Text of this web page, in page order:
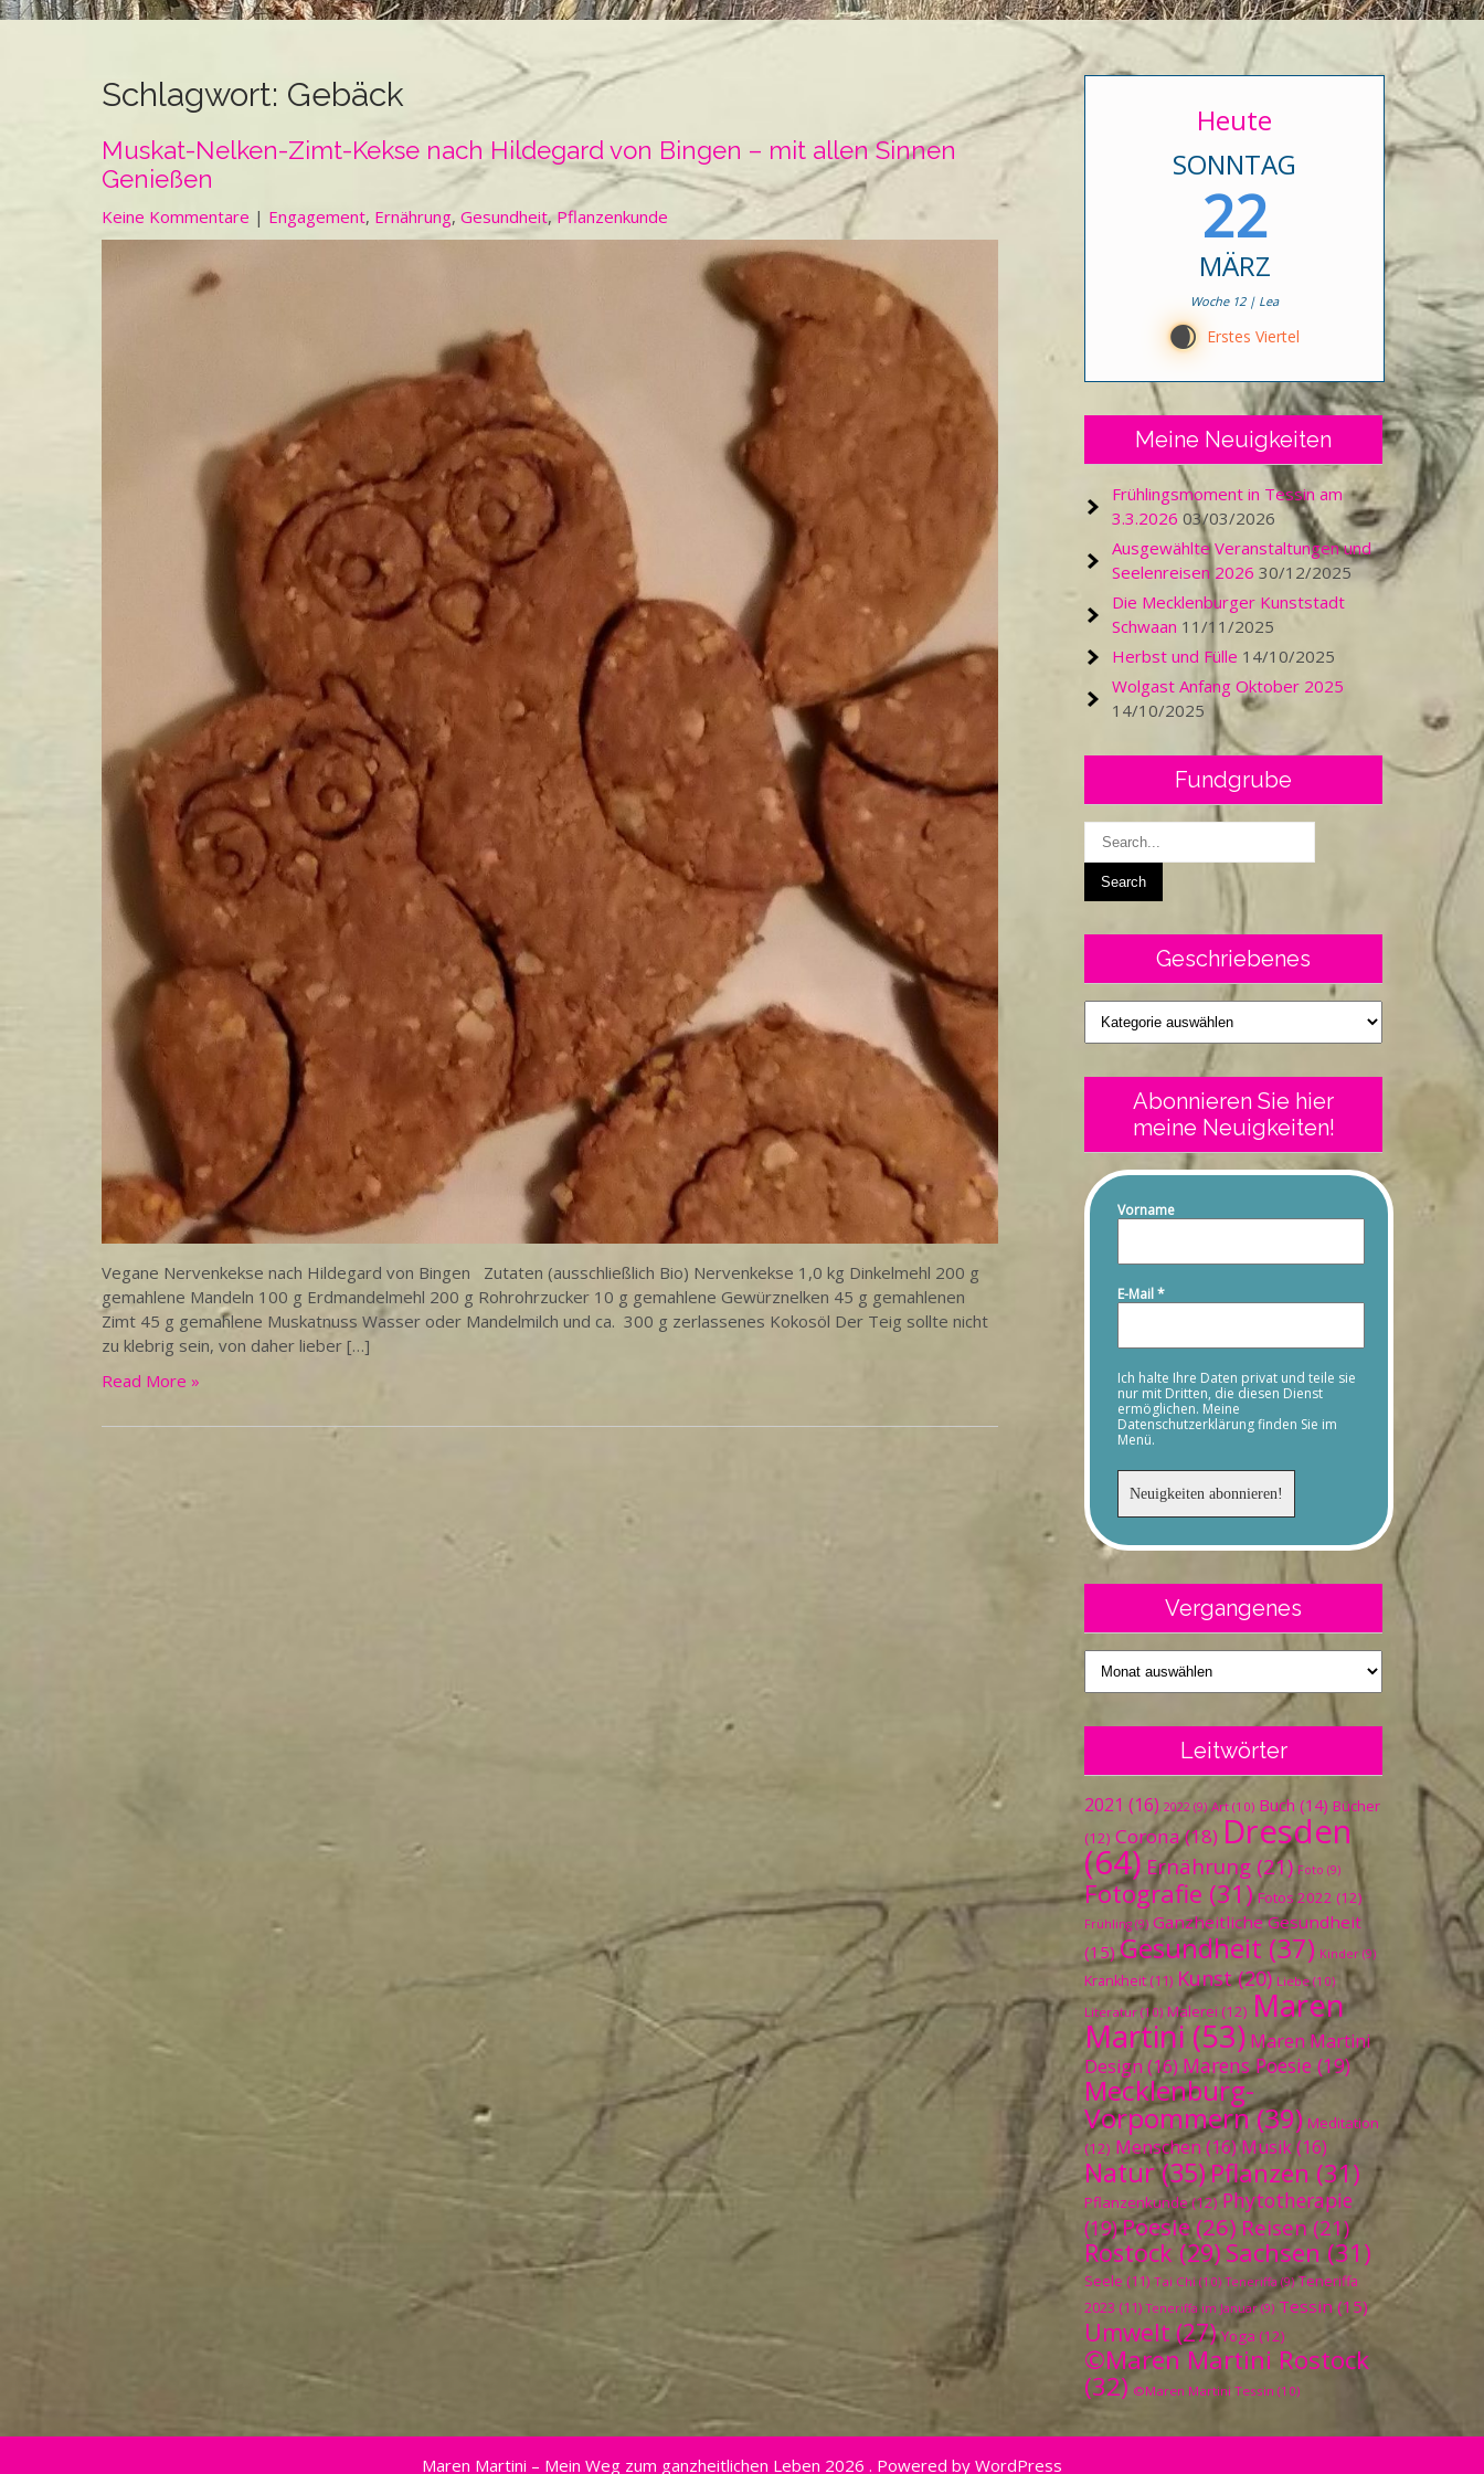
Schlagwort: Gebäck
Muskat-Nelken-Zimt-Kekse nach Hildegard von Bingen – mit allen Sinnen
Genießen
Keine Kommentare | Engagement, Ernährung, Gesundheit, Pflanzenkunde
Vegane Nervenkekse nach Hildegard von Bingen Zutaten (ausschließlich Bio) Nervenkekse 1,0 kg Dinkelmehl 200 g
gemahlene Mandeln 100 g Erdmandelmehl 200 g Rohrohrzucker 10 g gemahlene Gewürznelken 45 g gemahlenen
Zimt 45 g gemahlene Muskatnuss Wasser oder Mandelmilch und ca. 300 g zerlassenes Kokosöl Der Teig sollte nicht
zu klebrig sein, von daher lieber […]
Read More »
Heute
SONNTAG
22
MÄRZ
Woche 12 | Lea
D Erstes Viertel
Meine Neuigkeiten
Frühlingsmoment in Tessin am
3.3.2026 03/03/2026
Ausgewählte Veranstaltungen und
Seelenreisen 2026 30/12/2025
Die Mecklenburger Kunststadt
Schwaan 11/11/2025
Herbst und Fülle 14/10/2025
Wolgast Anfang Oktober 2025
14/10/2025
Fundgrube
Geschriebenes
Geschriebenes
Abonnieren Sie hier
meine Neuigkeiten!
Vorname
E-Mail*
Ich halte Ihre Daten privat und teile sie
nur mit Dritten, die diesen Dienst
ermöglichen. Meine
Datenschutzerklärung finden Sie im
Menü.
Vergangenes
Vergangenes
Leitwörter
2021 (16) 2022 (9) Art (10) Buch (14) Bücher
(12) Corona(18) Dresden
(64) Ernährung (21) Foto (9)
Fotografie (31) Fotos 2022 (12)
Frühling (9) Ganzheitliche Gesundheit
(15) Gesundheit (37) Kinder (9)
Krankheit (11) Kunst(20) Liebe(10)
Literatur (10) Malerei (12) Maren
Martini(53) Maren Martini
Design (16) Marens Poesie (19)
Mecklenburg-
Vorpommern(39) Meditation
(12) Menschen (16) Musik(16)
Natur(35)Pflanzen (31)
Pflanzenkunde(12) Phytotherapie
(19)Poesie(26) Reisen(21)
Rostock (29) Sachsen (31)
Seele (11) Tai Chi (10) Teneriffa (9) Teneriffa
2023 (11) Teneriffa im Januar(9) Tessin (15)
Umwelt (27) Yoga (12)
©Maren Martini Rostock
(32) ©Maren Martini Tessin (10)
Maren Martini – Mein Weg zum ganzheitlichen Leben 2026 . Powered by WordPress